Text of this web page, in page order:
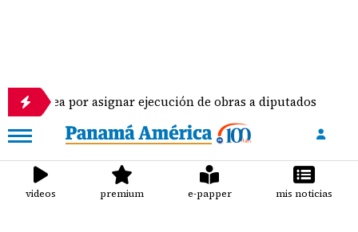
asignar ejecución de obras a diputados
videos premium e-papper mis noticias